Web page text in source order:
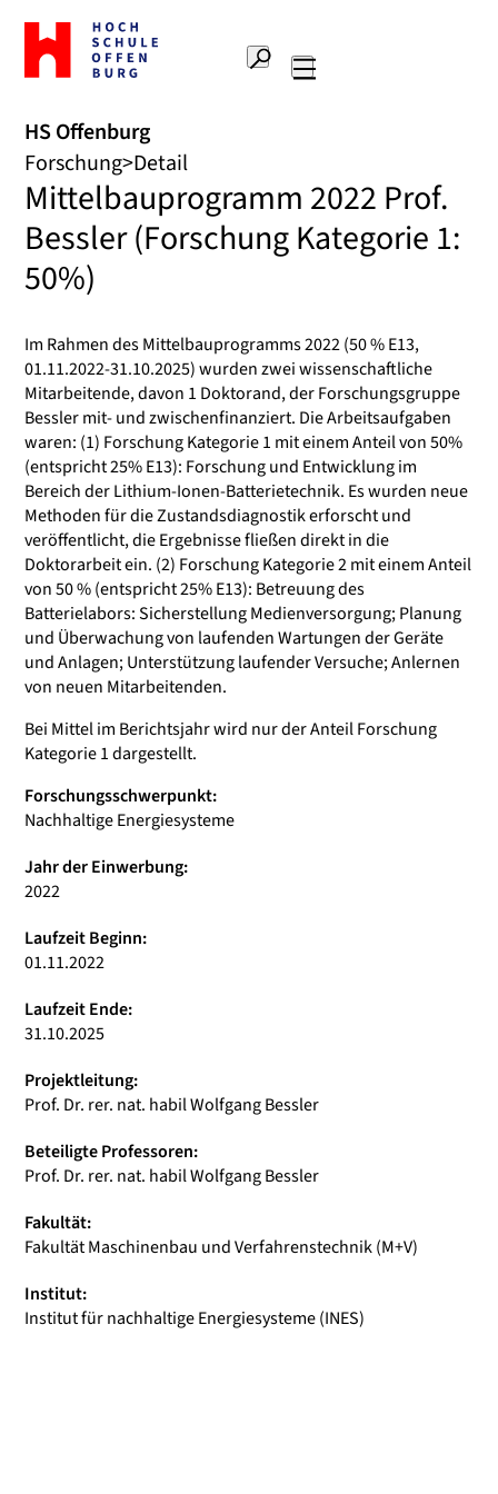
Zur
Startseite
Hochschule
Suche
HS Offenburg
Forschung Detail
Mittelbauprogramm 2022 Prof.
Bessler (Forschung Kategorie 1:
50%)
Im Rahmen des Mittelbauprogramms 2022 (50 % E13,
01.11.2022-31.10.2025) wurden zwei wissenschaftliche
Mitarbeitende, davon 1 Doktorand, der Forschungsgruppe
Bessler mit- und zwischenfinanziert. Die Arbeitsaufgaben
waren: (1) Forschung Kategorie 1 mit einem Anteil von 50%
(entspricht 25% E13): Forschung und Entwicklung im
Bereich der Lithium-Ionen-Batterietechnik. Es wurden neue
Methoden für die Zustandsdiagnostik erforscht und
veröffentlicht, die Ergebnisse fließen direkt in die
Doktorarbeit ein. (2) Forschung Kategorie 2 mit einem Anteil
von 50 % (entspricht 25% E13): Betreuung des
Batterielabors: Sicherstellung Medienversorgung; Planung
und Überwachung von laufenden Wartungen der Geräte
und Anlagen; Unterstützung laufender Versuche; Anlernen
von neuen Mitarbeitenden.
Bei Mittel im Berichtsjahr wird nur der Anteil Forschung
Kategorie 1 dargestellt.
Forschungsschwerpunkt:
Nachhaltige Energiesysteme
Jahr der Einwerbung:
2022
Laufzeit Beginn:
01.11.2022
Laufzeit Ende:
31.10.2025
Projektleitung:
Prof. Dr. rer. nat. habil Wolfgang Bessler
Beteiligte Professoren:
Prof. Dr. rer. nat. habil Wolfgang Bessler
Fakultät:
Fakultät Maschinenbau und Verfahrenstechnik (M+V)
Institut:
Institut für nachhaltige Energiesysteme (INES)